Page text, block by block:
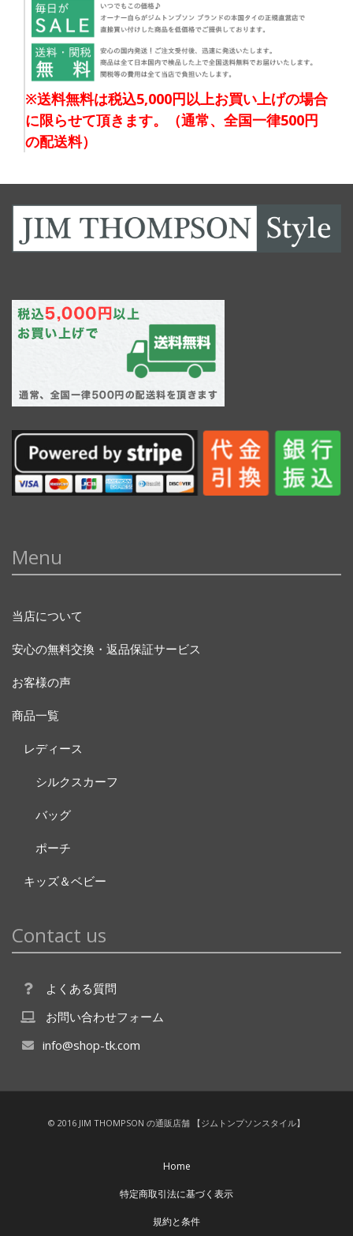
※送料無料は税込5,000円以上お買い上げの場合
に限らせて頂きます。（通常、全国一律500円
の配送料）
Menu
当店について
安心の無料交換・返品保証サービス
お客様の声
商品一覧
レディース
シルクスカーフ
バッグ
ポーチ
キッズ＆ベビー
Contact us
よくある質問
お問い合わせフォーム
info@shop-tk.com
© 2016 JIM THOMPSON の通販店舗 【ジムトンプソンスタイル】
Home
特定商取引法に基づく表示
規約と条件